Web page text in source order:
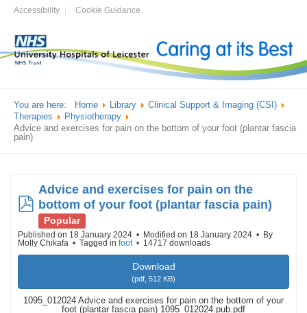
Accessibility Cookie Guidance
You are here: Home Library
Clinical Support & Imaging (CSI)
Therapies
Physiotherapy
Advice and exercises for pain on the bottom of your foot (plantar fascia
pain)
pdf
Advice and exercises for pain on the
bottom of your foot (plantar fascia pain)
Popular
Published on 18 January 2024 Modified on 18 January 2024
By
Molly Chikafa
Tagged in foot 14717 downloads
Download
(pdf, 512 KB)
1095_012024 Advice and exercises for pain on the bottom of your
foot (plantar fascia pain) 1095_012024.pub.pdf